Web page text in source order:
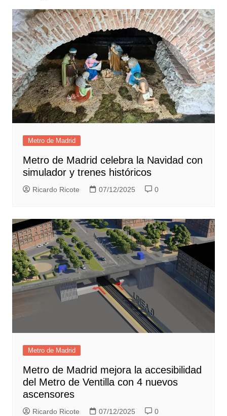
Metro de Madrid
Metro de Madrid celebra la Navidad con
simulador y trenes históricos
Ricardo Ricote 07/12/2025 0
Metro de Madrid
Metro de Madrid mejora la accesibilidad
del Metro de Ventilla con 4 nuevos
ascensores
Ricardo Ricote 07/12/2025 0